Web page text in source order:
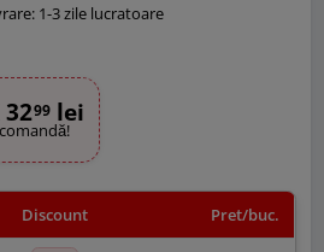
1-3 zile lucratoare
3299 lei
Discount Pret/buc.